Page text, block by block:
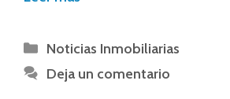
Noticias Inmobiliarias
Deja un comentario